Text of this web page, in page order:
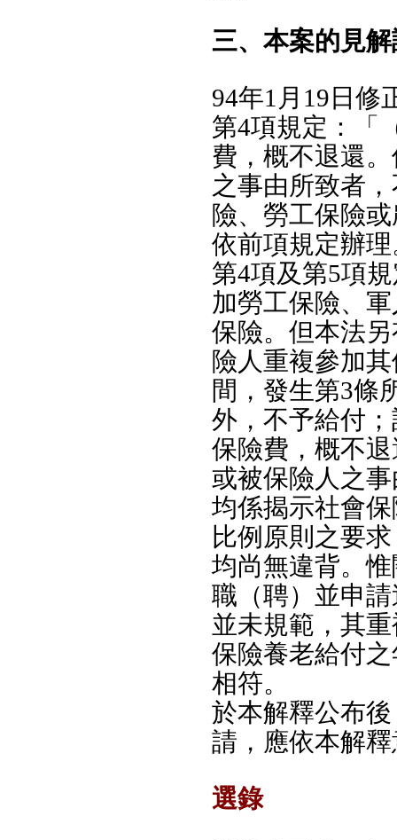
三、本案的見
94年1月19日修
第4項規定：「
費，概不退還
之事由所致者
險、勞工保險
依前項規定辦
第4項及第5項
加勞工保險、
保險。但本法
險人重複參加
間，發生第3
外，不予給付
保險費，概不
或被保險人之
均係揭示社會
比例原則之要
均尚無違背。
職（聘）並申
並未規範，其
保險養老給付
相符。
於本解釋公布
請，應依本解
選錄